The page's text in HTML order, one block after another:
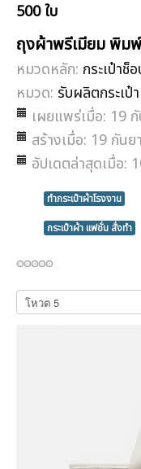
500 ใบ
ถุงผ้าพรีเมียม พิมพ์
หมวดหลัก: กระเป๋าช็
หมวด: รับผลิตกระเป๋
เผยแพร่เมื่อ: 19
สร้างเมื่อ: 19 กัน
อัปเดตล่าสุดเมื่อ:
ทำกระเป๋าผ้าโรงงาน
กระเป๋าผ้า แฟชั่น สั่งทำ
กรุณา
ให้